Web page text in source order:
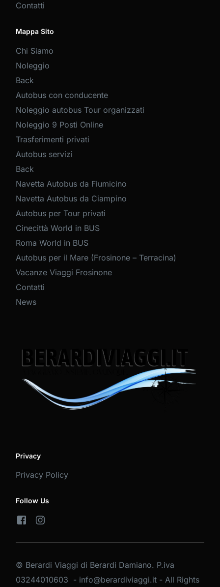
Contatti
Mappa Sito
Chi Siamo
Noleggio
Back
Autobus con conducente
Noleggio autobus Tour organizzati
Noleggio 9 Posti Online
Trasferimenti privati
Autobus servizi
Back
Navetta Autobus da Fiumicino
Navetta Autobus da Ciampino
Autobus per Tour privati
Cinecittà World in BUS
Roma World in BUS
Autobus per il Mare (Frosinone – Terracina)
Vacanze Viaggi Frosinone
Contatti
News
Privacy
Privacy Policy
Follow Us
© Berardi Viaggi di Berardi Damiano. P.iva
03244010603 - info@berardiviaggi.it - All Rights